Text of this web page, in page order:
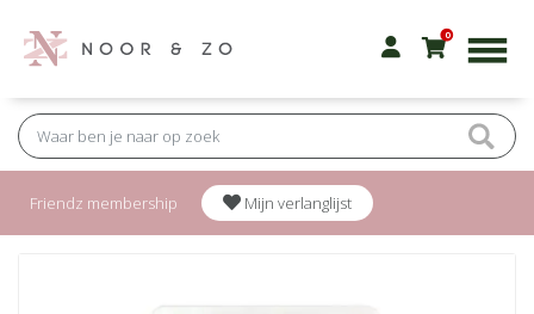
0
Friendz membership Mijn verlanglijst